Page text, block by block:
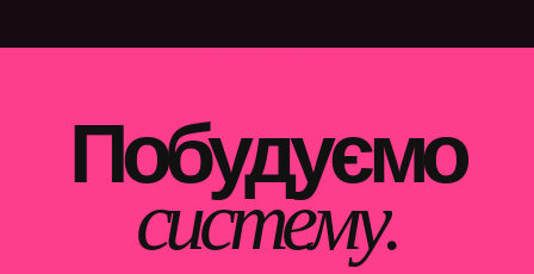
Побудуємо
систему.